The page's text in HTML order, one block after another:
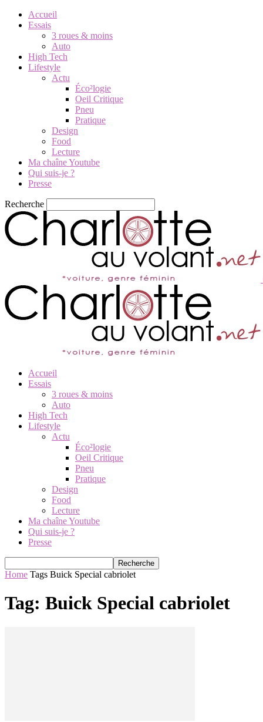
Accueil
Essais
3 roues & moins
Auto
High Tech
Lifestyle
Actu
Éco²logie
Oeil Critique
Pneu
Pratique
Design
Food
Lecture
Ma chaîne Youtube
Qui suis-je ?
Presse
Recherche
Accueil
Essais
3 roues & moins
Auto
High Tech
Lifestyle
Actu
Éco²logie
Oeil Critique
Pneu
Pratique
Design
Food
Lecture
Ma chaîne Youtube
Qui suis-je ?
Presse
Home Tags Buick Special cabriolet
Tag: Buick Special cabriolet